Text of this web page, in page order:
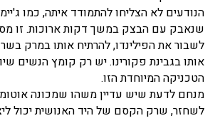
הנודעים לא הצליחו להתמודד איתה, כמו
שנאבק עם הבצק במשך דקות ארוכות. זו
לשבור את הפילינדו, להרתיח אותו במרק
אותו בגבינת פקורינו. יש רק קומץ הנשים
הטכניקה המיוחדת הזו.
מנחם לדעת שיש עדיין משהו שמכונה
לשחזר, שרק הקסם של היד האנושית יכול